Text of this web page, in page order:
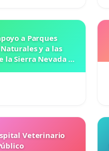
a Parques
y a las
la Sierra Nevada de
Veterinario